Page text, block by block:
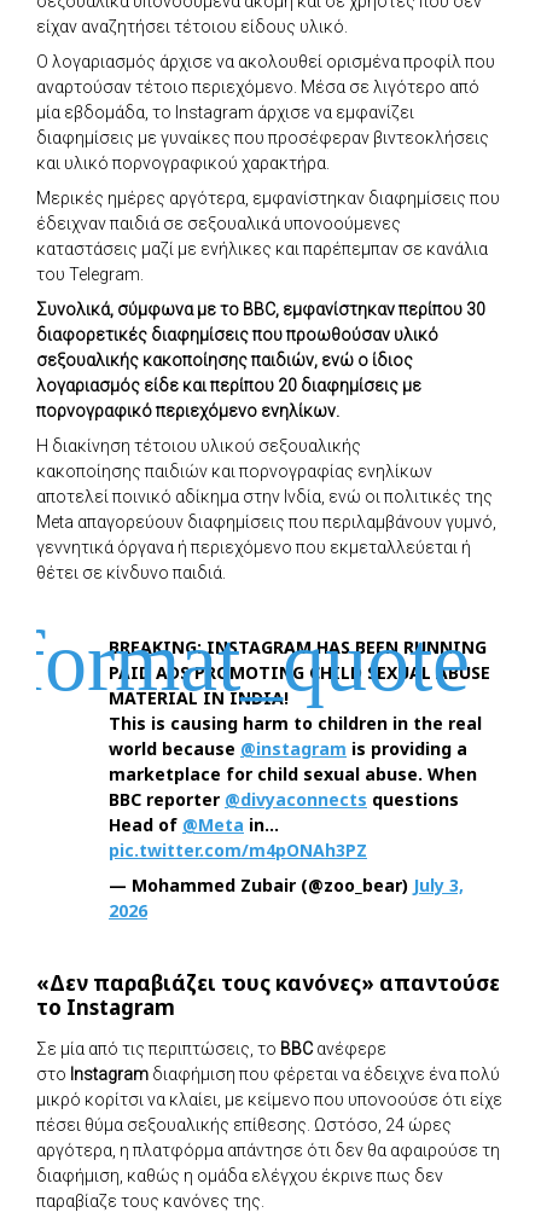
είχαν αναζητήσει τέτοιου είδους υλικό.
Ο λογαριασμός άρχισε να ακολουθεί ορισμένα προφίλ που
αναρτούσαν τέτοιο περιεχόμενο. Μέσα σε λιγότερο από
μία εβδομάδα, το Instagram άρχισε να εμφανίζει
διαφημίσεις με γυναίκες που προσέφεραν βιντεοκλήσεις
και υλικό πορνογραφικού χαρακτήρα.
Μερικές ημέρες αργότερα, εμφανίστηκαν διαφημίσεις που
έδειχναν παιδιά σε σεξουαλικά υπονοούμενες
καταστάσεις μαζί με ενήλικες και παρέπεμπαν σε κανάλια
του Telegram.
Συνολικά, σύμφωνα με το BBC, εμφανίστηκαν περίπου 30
διαφορετικές διαφημίσεις που προωθούσαν υλικό
σεξουαλικής κακοποίησης παιδιών, ενώ ο ίδιος
λογαριασμός είδε και περίπου 20 διαφημίσεις με
πορνογραφικό περιεχόμενο ενηλίκων.
Η διακίνηση τέτοιου υλικού σεξουαλικής
κακοποίησης παιδιών και πορνογραφίας ενηλίκων
αποτελεί ποινικό αδίκημα στην Ινδία, ενώ οι πολιτικές της
Meta απαγορεύουν διαφημίσεις που περιλαμβάνουν γυμνό,
γεννητικά όργανα ή περιεχόμενο που εκμεταλλεύεται ή
θέτει σε κίνδυνο παιδιά.
BREAKING: INSTAGRAM HAS BEEN RUNNING
PAID ADS PROMOTING CHILD SEXUAL ABUSE
MATERIAL IN INDIA!
This is causing harm to children in the real
world because @instagram is providing a
marketplace for child sexual abuse. When
BBC reporter @divyaconnects questions
Head of @Meta in…
pic.twitter.com/m4pONAh3PZ
— Mohammed Zubair (@zoo_bear) July 3,
2026
«Δεν παραβιάζει τους κανόνες» απαντούσε
το Instagram
Σε μία από τις περιπτώσεις, το BBC ανέφερε
στο Instagram διαφήμιση που φέρεται να έδειχνε ένα πολύ
μικρό κορίτσι να κλαίει, με κείμενο που υπονοούσε ότι είχε
πέσει θύμα σεξουαλικής επίθεσης. Ωστόσο, 24 ώρες
αργότερα, η πλατφόρμα απάντησε ότι δεν θα αφαιρούσε τη
διαφήμιση, καθώς η ομάδα ελέγχου έκρινε πως δεν
παραβίαζε τους κανόνες της.